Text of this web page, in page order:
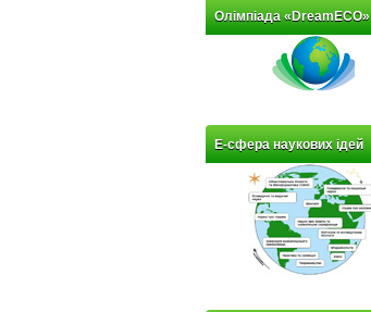
Олімпіада «DreamECO»
Е-сфера наукових ідей